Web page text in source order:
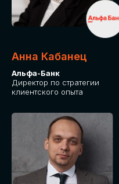
Анна Кабанец
Альфа-Банк
Директор по стратегии
клиентского опыта
СТОИМОСТЬ
УЧАСТИЯ